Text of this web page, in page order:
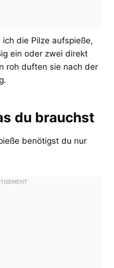
die Pilze aufspieße,
ein oder zwei direkt
roh duften sie nach der
du brauchst
benötigst du nur